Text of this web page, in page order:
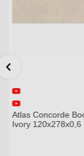
Atlas Concorde
Cream